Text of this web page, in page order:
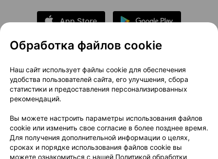
О проекте
Новости проекта
Размещение рекламы
Медицинский маркетинг
Публичный договор
Доставка
Способы оплаты
Вакансии
Партнеры
Написать руководителю 103.by
Написать в поддержку
Обработка файлов cookie
Наш сайт использует файлы cookie для обеспечения
удобства пользователей сайта, его улучшения, сбора
статистики и предоставления персонализированных
рекомендаций.
Вы можете настроить параметры использования файлов
cookie или изменить свое согласие в более позднее время.
Для получения дополнительной информации о целях,
сроках и порядке использования файлов cookie вы
можете ознакомиться с нашей Политикой обработки